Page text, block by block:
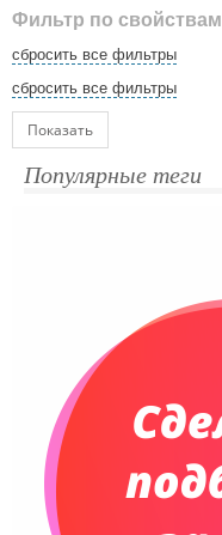
Фильтр по свойствам
сбросить все фильтры
сбросить все фильтры
Показать
Популярные теги